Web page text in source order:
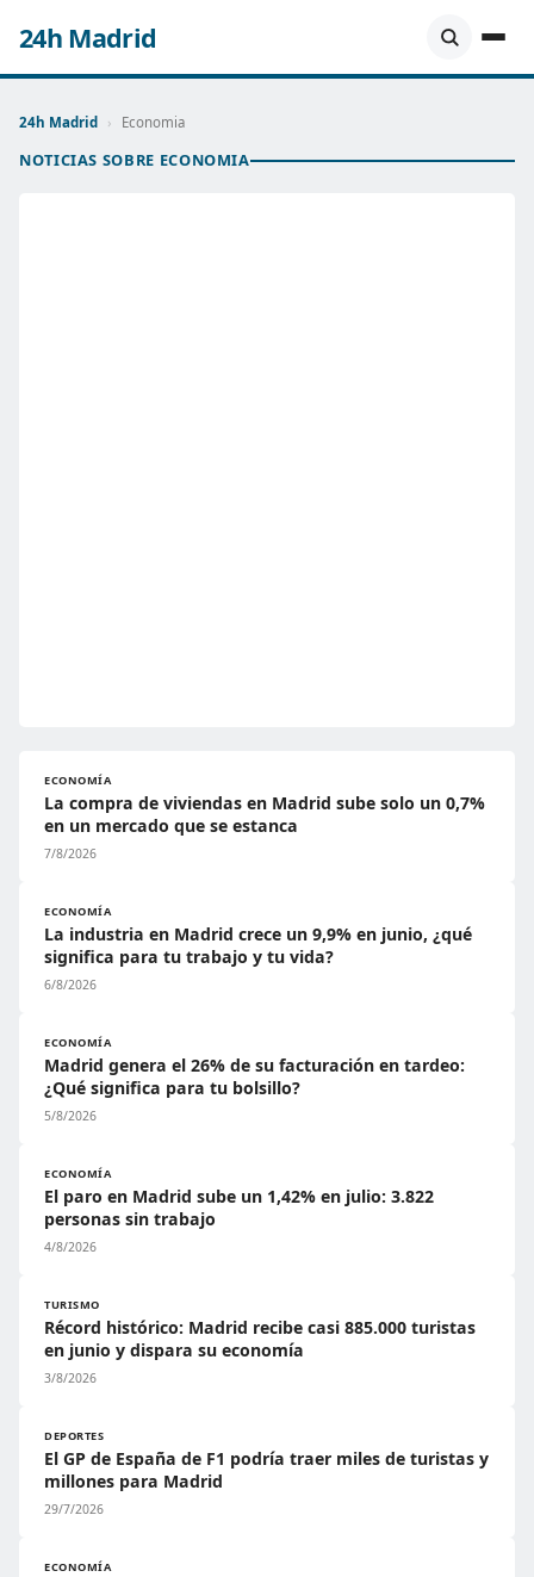
24h Madrid
24h Madrid › Economia
NOTICIAS SOBRE ECONOMIA
ECONOMÍA
La compra de viviendas en Madrid sube solo un 0,7%
en un mercado que se estanca
7/8/2026
ECONOMÍA
La industria en Madrid crece un 9,9% en junio, ¿qué
significa para tu trabajo y tu vida?
6/8/2026
ECONOMÍA
Madrid genera el 26% de su facturación en tardeo:
¿Qué significa para tu bolsillo?
5/8/2026
ECONOMÍA
El paro en Madrid sube un 1,42% en julio: 3.822
personas sin trabajo
4/8/2026
TURISMO
Récord histórico: Madrid recibe casi 885.000 turistas
en junio y dispara su economía
3/8/2026
DEPORTES
El GP de España de F1 podría traer miles de turistas y
millones para Madrid
29/7/2026
ECONOMÍA